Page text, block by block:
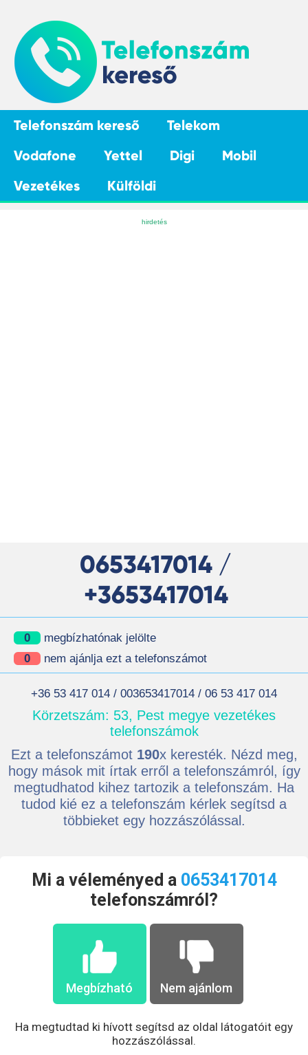
Telefonszám kereső
Telekom
Vodafone
Yettel Digi
Mobil
Vezetékes
Külföldi
0653417014 /
+3653417014
0
megbízhatónak jelölte
0
nem ajánlja ezt a telefonszámot
+36 53 417 014 / 003653417014 / 06 53 417 014
Körzetszám: 53, Pest megye vezetékes
telefonszámok
Ezt a telefonszámot 190x keresték. Nézd meg,
hogy mások mit írtak erről a telefonszámról, így
megtudhatod kihez tartozik a telefonszám. Ha
tudod kié ez a telefonszám kérlek segítsd a
többieket egy hozzászólással.
Mi a véleményed a 0653417014
telefonszámról?
Megbízható Nem ajánlom
Ha megtudtad ki hívott segítsd az oldal látogatóit egy
hozzászólással.